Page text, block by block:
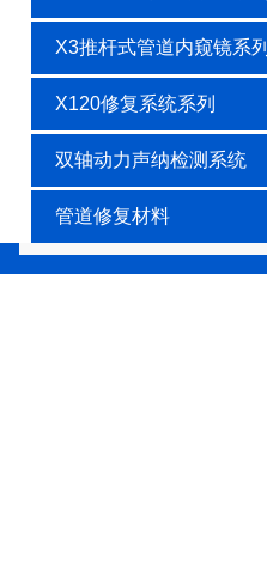
X3推杆式管道内窥镜系列
X120修复系统系列
双轴动力声纳检测系统
管道修复材料